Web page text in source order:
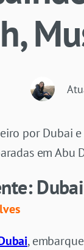
por Dubai
em Abu
,